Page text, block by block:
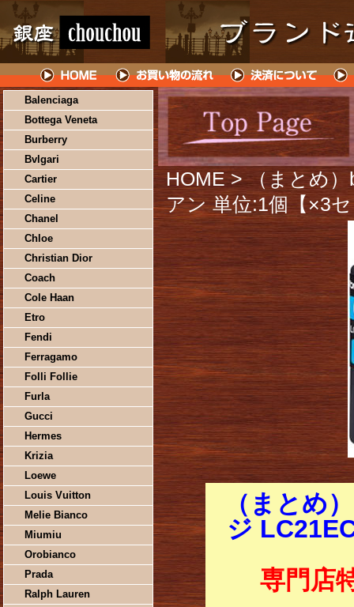
Balenciaga
Bottega Veneta
Burberry
Bvlgari
Cartier
Celine
Chanel
Chloe
Christian Dior
Coach
Cole Haan
Etro
Fendi
Ferragamo
Folli Follie
Furla
Gucci
Hermes
Krizia
Loewe
Louis Vuitton
Melie Bianco
Miumiu
Orobianco
Prada
Ralph Lauren
HOME > （まとめ
アン 単位:1個【×3
（まとめ
ジ
専門店